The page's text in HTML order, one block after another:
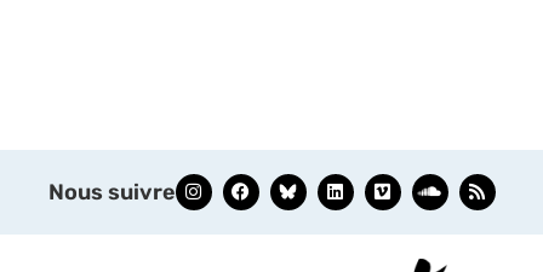
Nous suivre